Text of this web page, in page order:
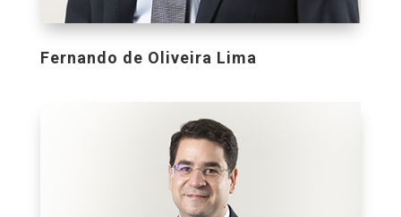
Fernando de Oliveira Lima